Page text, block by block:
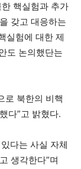
핵실험과 추가
갖고 대응하는
실험에 대한 제
도 논의했단는
로 북한의 비핵
다”고 밝혔다.
다는 사실 자체
생각한다”며